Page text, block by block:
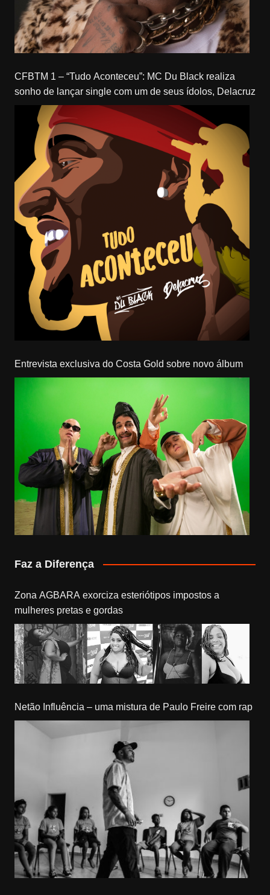
CFBTM 1 – “Tudo Aconteceu”: MC Du Black realiza
sonho de lançar single com um de seus ídolos, Delacruz
Entrevista exclusiva do Costa Gold sobre novo álbum
Faz a Diferença
Zona AGBARA exorciza esteriótipos impostos a
mulheres pretas e gordas
Netão Influência – uma mistura de Paulo Freire com rap